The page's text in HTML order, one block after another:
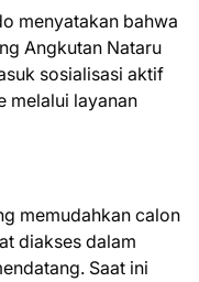
menyatakan bahwa
Angkutan Nataru
sosialisasi aktif
melalui layanan
memudahkan calon
diakses dalam
Saat ini